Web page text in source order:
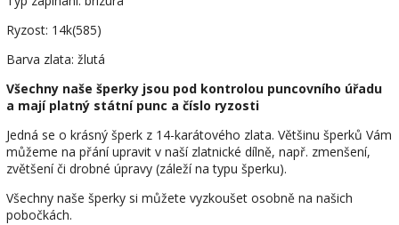
Ryzost: 14k(585)
Barva zlata: žlutá
Všechny naše šperky jsou pod kontrolou puncovního úřadu
a mají platný státní punc a číslo ryzosti
Jedná se o krásný šperk z 14-karátového zlata. Většinu šperků Vám
můžeme na přání upravit v naší zlatnické dílně, např. zmenšení,
zvětšení či drobné úpravy (záleží na typu šperku).
Všechny naše šperky si můžete vyzkoušet osobně na našich
pobočkách.